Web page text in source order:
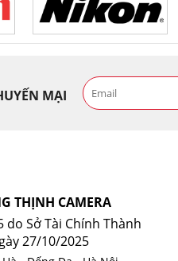
không thấm nước
JACKPACK FULL PHOTO
CASELOGIC 206 BLACK
80mb/s
SONY
Canon
NiKon
MẠI
THỊNH CAMERA
do Sở Tài Chính Thành
27/10/2025